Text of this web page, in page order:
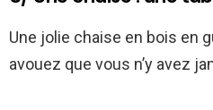
Une jolie chaise en bois en
avouez que vous n’y avez